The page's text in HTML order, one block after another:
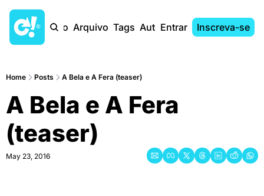
Início Arquivo Tags AutoresEntrar Inscreva-se
Home Posts A Bela e A Fera (teaser)
A Bela e A Fera
(teaser)
May 23, 2016